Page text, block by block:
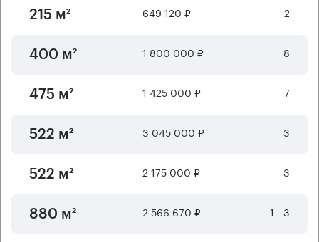
215 м² 649 120 ₽ 2
400 м² 1 800 000 ₽ 8
475 м² 1 425 000 ₽ 7
522 м² 3 045 000 ₽ 3
522 м² 2 175 000 ₽ 3
880 м² 2 566 670 ₽ 1 - 3